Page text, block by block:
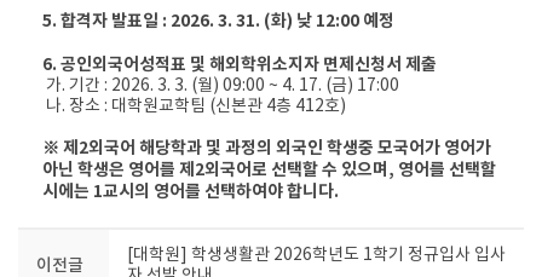
5. 합격자 발표일 : 2026. 3. 31. (화) 낮 12:00 예정
6. 공인외국어성적표 및 해외학위소지자 면제신청서 제출
가. 기간 : 2026. 3. 3. (월) 09:00 ~ 4. 17. (금) 17:00
나. 장소 : 대학원교학팀 (신본관 4층 412호)
※ 제2외국어 해당학과 및 과정의 외국인 학생중 모국어가 영어가
아닌 학생은 영어를 제2외국어로 선택할 수 있으며, 영어를 선택할
시에는 1교시의 영어를 선택하여야 합니다.
이전글
[대학원] 학생생활관 2026학년도 1학기 정규입사 입사